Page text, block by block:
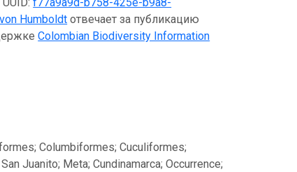
Humboldt отвечает за публикацию
Colombian Biodiversity Information
Columbiformes; Cuculiformes;
Juanito; Meta; Cundinamarca; Occurrence;